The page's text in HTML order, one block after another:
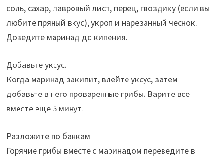
соль, сахар, лавровый лист, перец, гвоздику (если вы
любите пряный вкус), укроп и нарезанный чеснок.
Доведите маринад до кипения.
Добавьте уксус.
Когда маринад закипит, влейте уксус, затем
добавьте в него проваренные грибы. Варите все
вместе еще 5 минут.
Разложите по банкам.
Горячие грибы вместе с маринадом переведите в